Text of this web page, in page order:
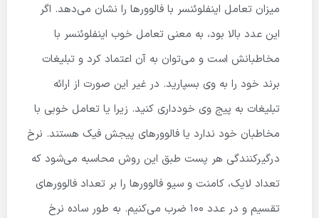
میزان تعامل اینفلوئنسر با فالوورها را نشان می‌دهد. اگر
این عدد بالا بود، به معنی تعامل خوب اینفلوئنسر با
مخاطبانش است و می‌توان به آن اعتماد کرد و تبلیغات
برند خود را به وی بسپارید. در غیر این صورت از ارائه
تبلیغات به پیج وی خودداری کنید. زیرا یا تعامل خوبی با
مخاطبان خود ندارد یا فالوورهای پیجش فیک هستند. نرخ
درگیرکنندگی هر پست طبق این روش محاسبه می‌شود که
تعداد لایک، کامنت و سیو فالوورها را بر تعداد فالوورهای
تقسیم و در عدد 100 ضرب می‌کنیم. به طور ساده نرخ